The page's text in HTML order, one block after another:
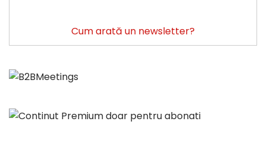
Cum arată un newsletter?